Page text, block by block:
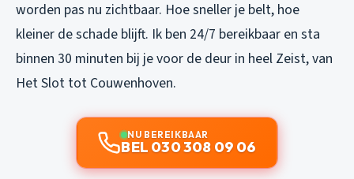
worden pas nu zichtbaar. Hoe sneller je belt, hoe
kleiner de schade blijft. Ik ben 24/7 bereikbaar en sta
binnen 30 minuten bij je voor de deur in heel Zeist, van
Het Slot tot Couwenhoven.
NU BEREIKBAAR
BEL 030 308 09 06